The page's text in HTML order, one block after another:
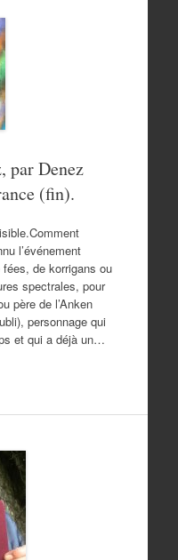
par Denez
(fin).
l’événement
fées, de korrigans ou
spectrales, pour
père de l’Anken
personnage qui
et qui a déjà un…